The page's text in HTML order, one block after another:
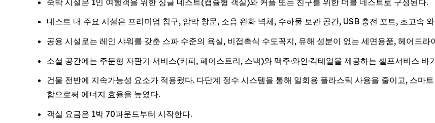
네스트 내 주요 시설은 프리미엄 침구, 암막 창문, 소음 완화 벽체, 수하물 보관 공간, USB 충전 포트, 초고속
공용 시설로는 레인 샤워를 갖춘 스파 수준의 욕실, 비접촉식 수도꼭지, 유해 성분이 없는 세면용품, 헤어드
소셜 공간에는 주문형 자판기 서비스(커피, 페이스트리, 스낵)와 맥주·와인·칵테일을 제공하는 셀프서비스 바
건물 전반에 지속가능성 요소가 적용됐다. 다단계 정수 시스템을 통해 일회용 플라스틱 사용을 줄이고, 스마
함으로써 에너지 효율을 높였다.
객실 요금은 1박 70파운드부터 시작한다.